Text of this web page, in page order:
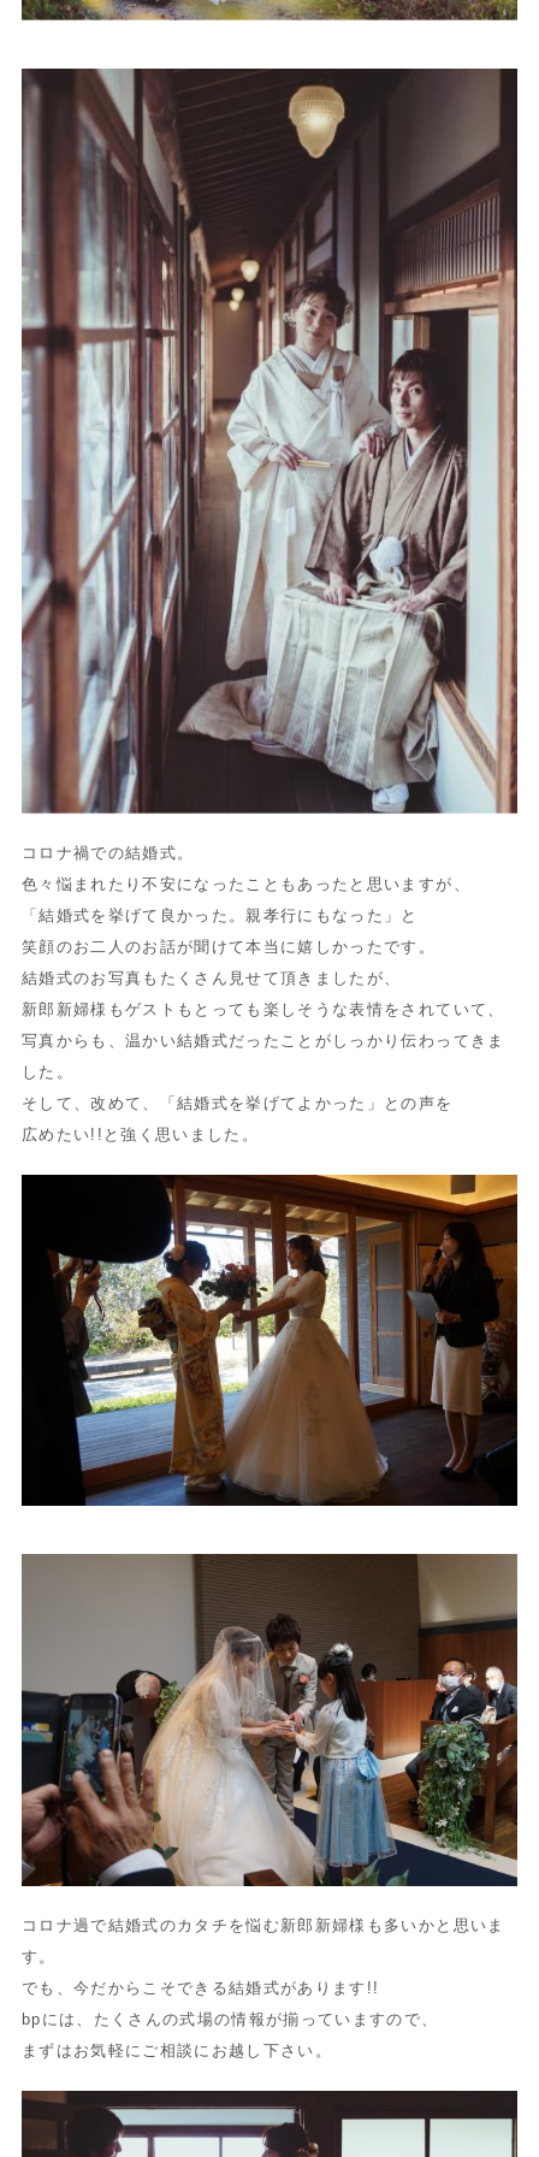
コロナ禍での結婚式。
色々悩まれたり不安になったこともあったと思いますが、
「結婚式を挙げて良かった。親孝行にもなった」と
笑顔のお二人のお話が聞けて本当に嬉しかったです。
結婚式のお写真もたくさん見せて頂きましたが、
新郎新婦様もゲストもとっても楽しそうな表情をされていて、
写真からも、温かい結婚式だったことがしっかり伝わってきま
した。
そして、改めて、「結婚式を挙げてよかった」との声を
広めたい!!と強く思いました。
コロナ過で結婚式のカタチを悩む新郎新婦様も多いかと思いま
す。
でも、今だからこそできる結婚式があります!!
bpには、たくさんの式場の情報が揃っていますので、
まずはお気軽にご相談にお越し下さい。